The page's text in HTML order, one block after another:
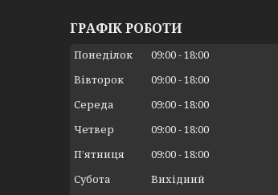
ГРАФІК РОБОТИ
Понеділок 09:00 18:00
Вівторок
09:00 18:00
Середа
09:00 18:00
Четвер
09:00 18:00
Пʼятниця
09:00 18:00
Субота
Вихідний